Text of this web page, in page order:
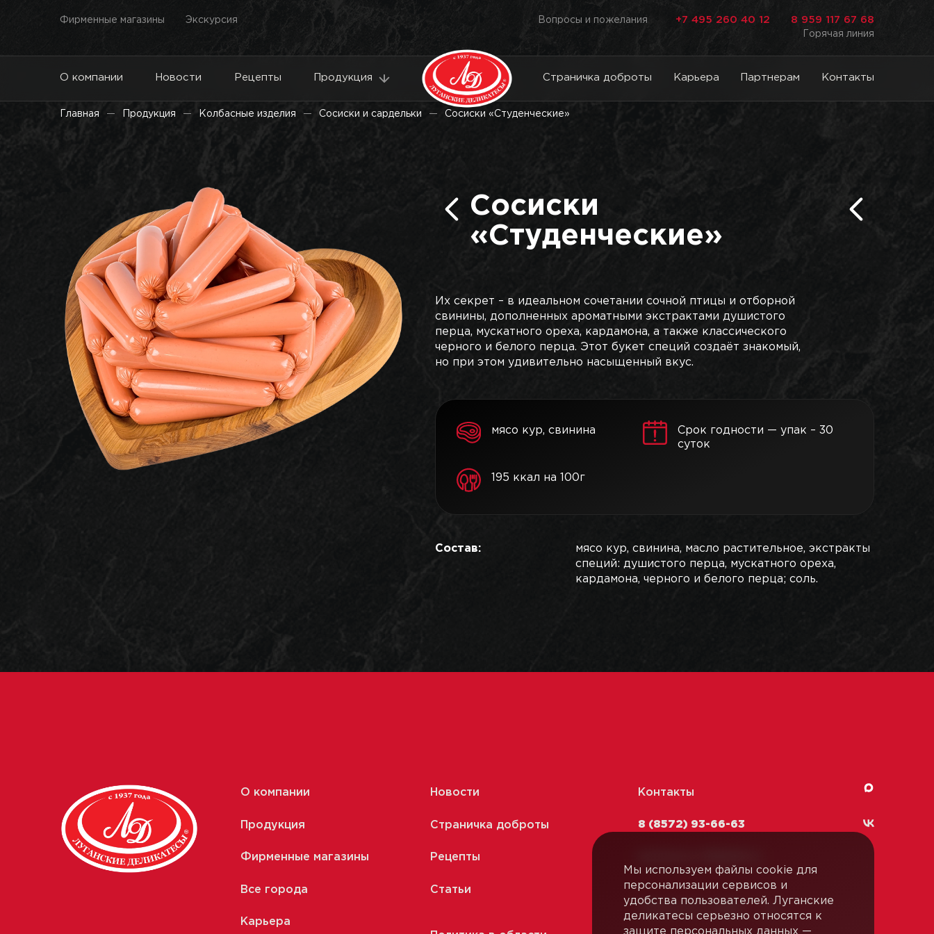
Мы используем файлы cookie для
персонализации сервисов и
удобства пользователей. Луганские
деликатесы серьезно относятся к
защите персональных данных —
Фирменные магазины Экскурсия Вопросы и пожелания +7 495 260 40 12 8 959 117 67 68
Горячая линия
О компании Новости Рецепты Продукция Страничка доброты Карьера Партнерам Контакты
Главная Продукция Колбасные изделия Сосиски и сардельки Сосиски «Студенческие»
Сосиски
«Студенческие»
Их секрет – в идеальном сочетании сочной птицы и отборной
свинины, дополненных ароматными экстрактами душистого
перца, мускатного ореха, кардамона, а также классического
черного и белого перца. Этот букет специй создаёт знакомый,
но при этом удивительно насыщенный вкус.
мясо кур, свинина
Срок годности — упак – 30
суток
195 ккал на 100г
Состав:
мясо кур, свинина, масло растительное, экстракты
специй: душистого перца, мускатного ореха,
кардамона, черного и белого перца; соль.
О компании
Продукция
Фирменные магазины
Все города
Новости
Страничка доброты
Рецепты
Статьи
Карьера
Контакты
8 (8572) 93-66-63